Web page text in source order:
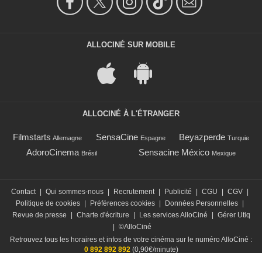
ALLOCINÉ SUR MOBILE
ALLOCINÉ À L'ÉTRANGER
Filmstarts Allemagne SensaCine Espagne Beyazperde Turquie
AdoroCinema Brésil Sensacine México Mexique
Contact | Qui sommes-nous | Recrutement | Publicité | CGU | CGV |
Politique de cookies | Préférences cookies | Données Personnelles |
Revue de presse
| Charte d'écriture | Les services AlloCiné | Gérer Utiq
| ©AlloCiné
Retrouvez tous les horaires et infos de votre cinéma sur le numéro AlloCiné :
0 892 892 892 (0,90€/minute)